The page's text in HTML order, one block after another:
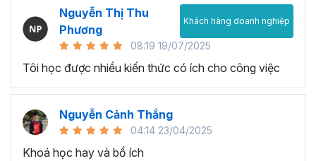
Nguyễn Thị Thu
Phương
Khách hàng doanh nghiệp
08:19 19/07/2025
Tôi học được nhiều kiến thức có ích cho công việc
Nguyễn Cảnh Thắng
04:14 23/04/2025
Khoá học hay và bổ ích